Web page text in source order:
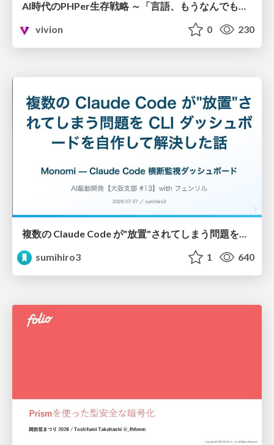
vivion
0 230
複数の Claude Code が"放置"されてしまう問題をCLI ダッシュボードを自作して解決した話
sumihiro3
1 640